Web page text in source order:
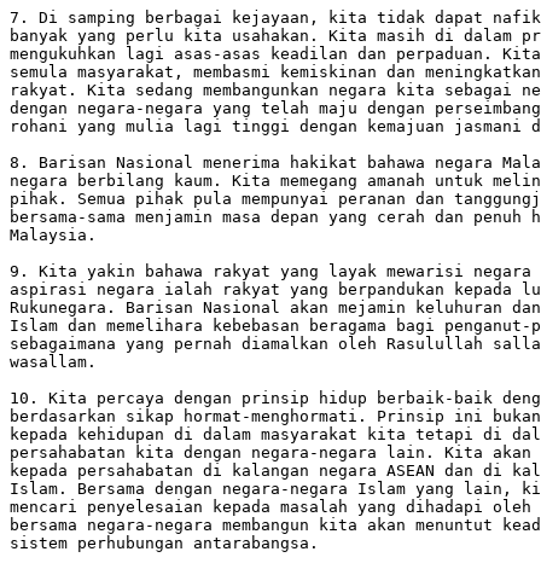
7. Di samping berbagai kejayaan, kita tidak dapat
banyak yang perlu kita usahakan. Kita masih di dalam
mengukuhkan lagi asas-asas keadilan dan perpaduan. Kita
semula masyarakat, membasmi kemiskinan dan
rakyat. Kita sedang membangunkan negara kita sebagai
dengan negara-negara yang telah maju dengan
rohani yang mulia lagi tinggi dengan kemajuan
8. Barisan Nasional menerima hakikat bahawa negara
negara berbilang kaum. Kita memegang amanah untuk
pihak. Semua pihak pula mempunyai peranan dan
bersama-sama menjamin masa depan yang cerah dan penuh
Malaysia.
9. Kita yakin bahawa rakyat yang layak mewarisi negara
aspirasi negara ialah rakyat yang berpandukan kepada
Rukunegara. Barisan Nasional akan mejamin keluhuran
Islam dan memelihara kebebasan beragama bagi penganut-
sebagaimana yang pernah diamalkan oleh Rasulullah
wasallam.
10. Kita percaya dengan prinsip hidup berbaik-baik
berdasarkan sikap hormat-menghormati. Prinsip ini
kepada kehidupan di dalam masyarakat kita tetapi di
persahabatan kita dengan negara-negara lain. Kita akan
kepada persahabatan di kalangan negara ASEAN dan di
Islam. Bersama dengan negara-negara Islam yang lain,
mencari penyelesaian kepada masalah yang dihadapi oleh
bersama negara-negara membangun kita akan menuntut
sistem perhubungan antarabangsa.